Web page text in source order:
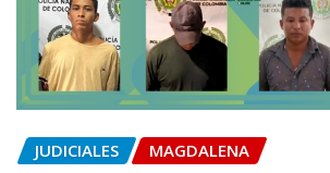
JUDICIALES MAGDALENA